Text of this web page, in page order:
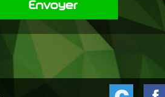
Envoyer